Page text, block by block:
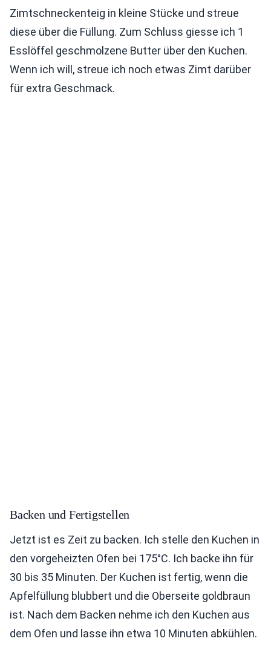
Zimtschneckenteig in kleine Stücke und streue
diese über die Füllung. Zum Schluss giesse ich 1
Esslöffel geschmolzene Butter über den Kuchen.
Wenn ich will, streue ich noch etwas Zimt darüber
für extra Geschmack.
Backen und Fertigstellen
Jetzt ist es Zeit zu backen. Ich stelle den Kuchen in
den vorgeheizten Ofen bei 175°C. Ich backe ihn für
30 bis 35 Minuten. Der Kuchen ist fertig, wenn die
Apfelfüllung blubbert und die Oberseite goldbraun
ist. Nach dem Backen nehme ich den Kuchen aus
dem Ofen und lasse ihn etwa 10 Minuten abkühlen.